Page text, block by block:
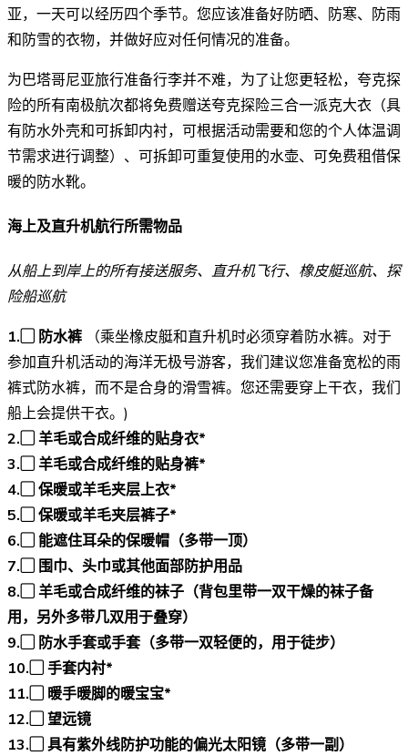
亚，一天可以经历四个季节。您应该准备好防晒、防寒、防雨
和防雪的衣物，并做好应对任何情况的准备。
为巴塔哥尼亚旅行准备行李并不难，为了让您更轻松，夸克探
险的所有南极航次都将免费赠送夸克探险三合一派克大衣（具
有防水外壳和可拆卸内衬，可根据活动需要和您的个人体温调
节需求进行调整）、可拆卸可重复使用的水壶、可免费租借保
暖的防水靴。
海上及直升机航行所需物品
从船上到岸上的所有接送服务、直升机飞行、橡皮艇巡航、探
险船巡航
1.▢ 防水裤
（乘坐橡皮艇和直升机时必须穿着防水裤。对于
参加直升机活动的海洋无极号游客，我们建议您准备宽松的雨
裤式防水裤，而不是合身的滑雪裤。您还需要穿上干衣，我们
船上会提供干衣。)
2.▢羊毛或合成纤维的贴身衣*
3.▢羊毛或合成纤维的贴身裤*
4.▢保暖或羊毛夹层上衣*
5.▢保暖或羊毛夹层裤子*
6.▢ 能遮住耳朵的保暖帽（多带一顶）
7.▢ 围巾、头巾或其他面部防护用品
8.▢羊毛或合成纤维的袜子（背包里带一双干燥的袜子备
用，另外多带几双用于叠穿）
9.▢ 防水手套或手套（多带一双轻便的，用于徒步）
10.▢ 手套内衬*
11.▢ 暖手暖脚的暖宝宝*
12.▢ 望远镜
13.▢具有紫外线防护功能的偏光太阳镜 （多带一副）